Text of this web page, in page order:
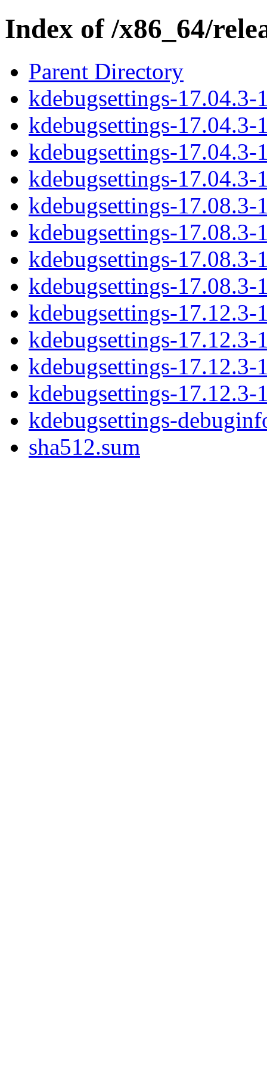
Index of /x86_64/
Parent Directory
kdebugsettings-17.04.3-
kdebugsettings-17.04.3-
kdebugsettings-17.04.3-
kdebugsettings-17.04.3-
kdebugsettings-17.08.3-
kdebugsettings-17.08.3-
kdebugsettings-17.08.3-
kdebugsettings-17.08.3-
kdebugsettings-17.12.3-
kdebugsettings-17.12.3-
kdebugsettings-17.12.3-
kdebugsettings-17.12.3-
kdebugsettings-
sha512.sum